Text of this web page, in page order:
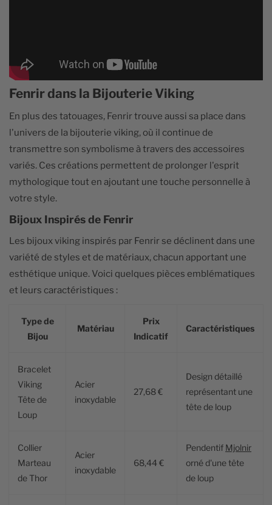
Fenrir dans la Bijouterie Viking
En plus des tatouages, Fenrir trouve aussi sa place dans
l'univers de la bijouterie viking, où il continue de
transmettre son symbolisme à travers des accessoires
variés. Ces créations permettent de prolonger l'esprit
mythologique tout en ajoutant une touche personnelle à
votre style.
Bijoux Inspirés de Fenrir
Les bijoux viking inspirés par Fenrir se déclinent dans une
variété de styles et de matériaux, chacun apportant une
esthétique unique. Voici quelques pièces emblématiques
et leurs caractéristiques :
Type de
Bijou
Matériau
Prix
Indicatif
Caractéristiques
Bracelet
Viking
Tête de
Loup
Acier
inoxydable
27,68 €
Design détaillé
représentant une
tête de loup
Collier
Marteau
de Thor
Acier
inoxydable
68,44 €
Pendentif Mjolnir
orné d'une tête
de loup